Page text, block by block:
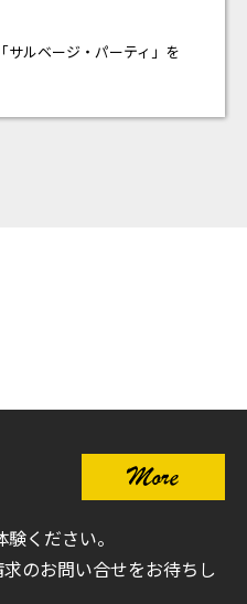
サルベージ・パーティ」を
ください。
のお問い合せをお待ちし
More